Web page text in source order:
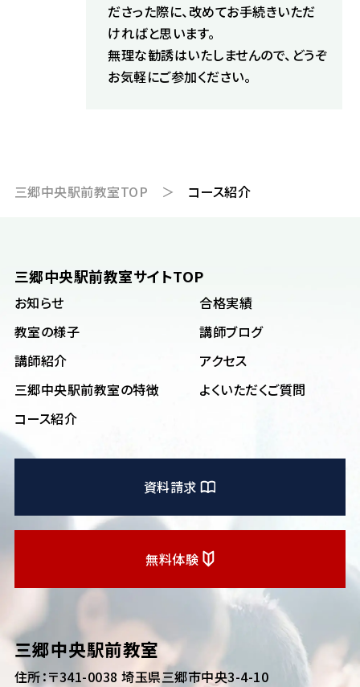
ださった際に、改めてお手続きいただ
ければと思います。
無理な勧誘はいたしませんので、どうぞ
お気軽にご参加ください。
三郷中央駅前教室TOP ＞ コース紹介
三郷中央駅前教室サイトTOP
お知らせ
教室の様子
講師紹介
三郷中央駅前教室の特徴
コース紹介
合格実績
講師ブログ
アクセス
よくいただくご質問
資料請求
無料体験
三郷中央駅前教室
住所：〒341-0038 埼玉県三郷市中央3-4-10